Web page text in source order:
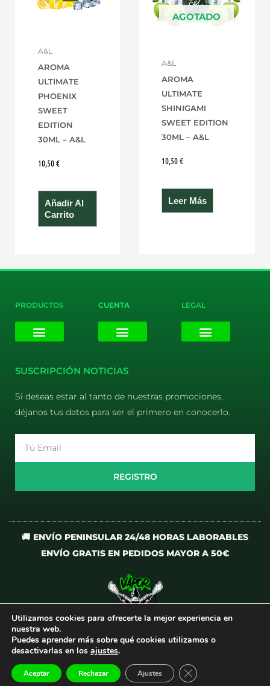
A&L
AROMA
ULTIMATE
PHOENIX
SWEET
EDITION
30ML – A&L
10,50€
Añadir Al
Carrito
AGOTADO
A&L
AROMA
ULTIMATE
SHINIGAMI
SWEET EDITION
30ML – A&L
10,50€
Leer Más
PRODUCTOS CUENTA LEGAL
SUSCRIPCIÓN NOTICIAS
Si deseas estar al tanto de nuestras promociones,
déjanos tus datos para ser el primero en conocerlo.
REGISTRO
🚚 ENVÍO PENINSULAR 24/48 HORAS LABORABLES
ENVÍO GRATIS EN PEDIDOS MAYOR A 50€
n
t
a
i
t
o
Todos los derechos reservados © VaporCrew
Utilizamos cookies para ofrecerte la mejor experiencia en
nuestra web.
Puedes aprender más sobre qué cookies utilizamos o
desactivarlas en los ajustes.
Aceptar Rechazar Ajustes CERRAR EL